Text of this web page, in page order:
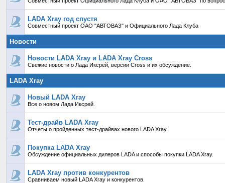
LADA Xray год спустя
Совместный проект ОАО "АВТОВАЗ" и Официального Лада Клуба
Новости
Новости LADA Xray и LADA Xray Cross
Свежие новости о Лада Иксрей, версии Cross и их обсуждение.
LADA Xray
Новый LADA Xray
Все о новом Лада Иксрей.
Тест-драйв LADA Xray
Отчеты о пройденных тест-драйвах нового LADA Xray.
Покупка LADA Xray
Обсуждение официальных дилеров LADA и способы покупки LADA Xray.
LADA Xray против конкурентов
Сравниваем новый LADA Xray и конкурентов.